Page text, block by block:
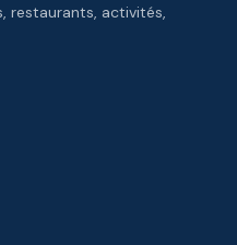
restaurants, activités,